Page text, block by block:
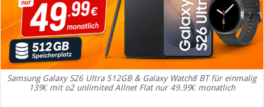
Samsung Galaxy S26 Ultra 512GB & Galaxy Watch8 BT für einmalig
139€ mit o2 unlimited Allnet Flat nur 49.99€ monatlich